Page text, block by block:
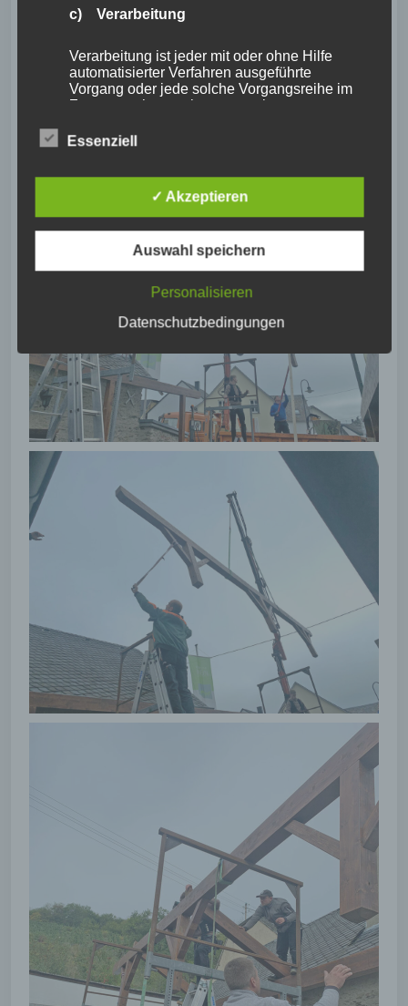
c) Verarbeitung
Verarbeitung ist jeder mit oder ohne Hilfe
automatisierter Verfahren ausgeführte
Vorgang oder jede solche Vorgangsreihe im
Zusammenhang mit personenbezogenen
Organisation, das Ordnen, die Speicherung,
Offenlegung durch Übermittlung, Verbreitung
oder eine andere Form der Bereitstellung, den
Abgleich oder die Verknüpfung, die
Einschränkung, das Löschen oder die
Vernichtung.
Einschränkung der Verarbeitung ist die
Markierung gespeicherter personenbezogener
Daten mit dem Ziel, ihre künftige Verarbeitung
einzuschränken.
Profiling ist jede Art der automatisierten
Verarbeitung personenbezogener Daten, die
darin besteht, dass diese personenbezogenen
Daten verwendet werden, um bestimmte
persönliche Aspekte, die sich auf eine
natürliche Person beziehen, zu bewerten,
insbesondere, um Aspekte bezüglich
Arbeitsleistung, wirtschaftlicher Lage,
Gesundheit, persönlicher Vorlieben,
Interessen, Zuverlässigkeit, Verhalten,
Aufenthaltsort oder Ortswechsel dieser
natürlichen Person zu analysieren oder
vorherzusagen.
Pseudonymisierung ist die Verarbeitung
personenbezogener Daten in einer Weise, auf
welche die personenbezogenen Daten ohne
Hinzuziehung zusätzlicher Informationen nicht
mehr einer spezifischen betroffenen Person
zugeordnet werden können, sofern diese
zusätzlichen Informationen gesondert
aufbewahrt werden und technischen und
organisatorischen Maßnahmen unterliegen,
die gewährleisten, dass die
personenbezogenen Daten nicht einer
identifizierten oder identifizierbaren
natürlichen Person zugewiesen werden.
Essenziell
✓ Akzeptieren
Auswahl speichern
Personalisieren
Datenschutzbedingungen